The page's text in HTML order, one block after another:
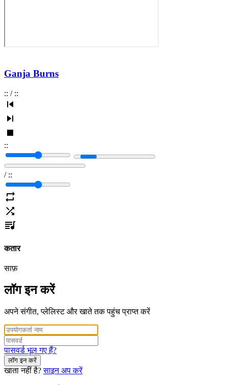
Ganja Burns
:: / ::
::
/ ::
कतार
साफ़
लॉग इन करें
अपने संगीत, प्लेलिस्ट और खाते तक पहुंच प्राप्त करें
पासवर्ड भूल गए हैं?
लॉग इन करें
खाता नहीं है? साइन अप करें